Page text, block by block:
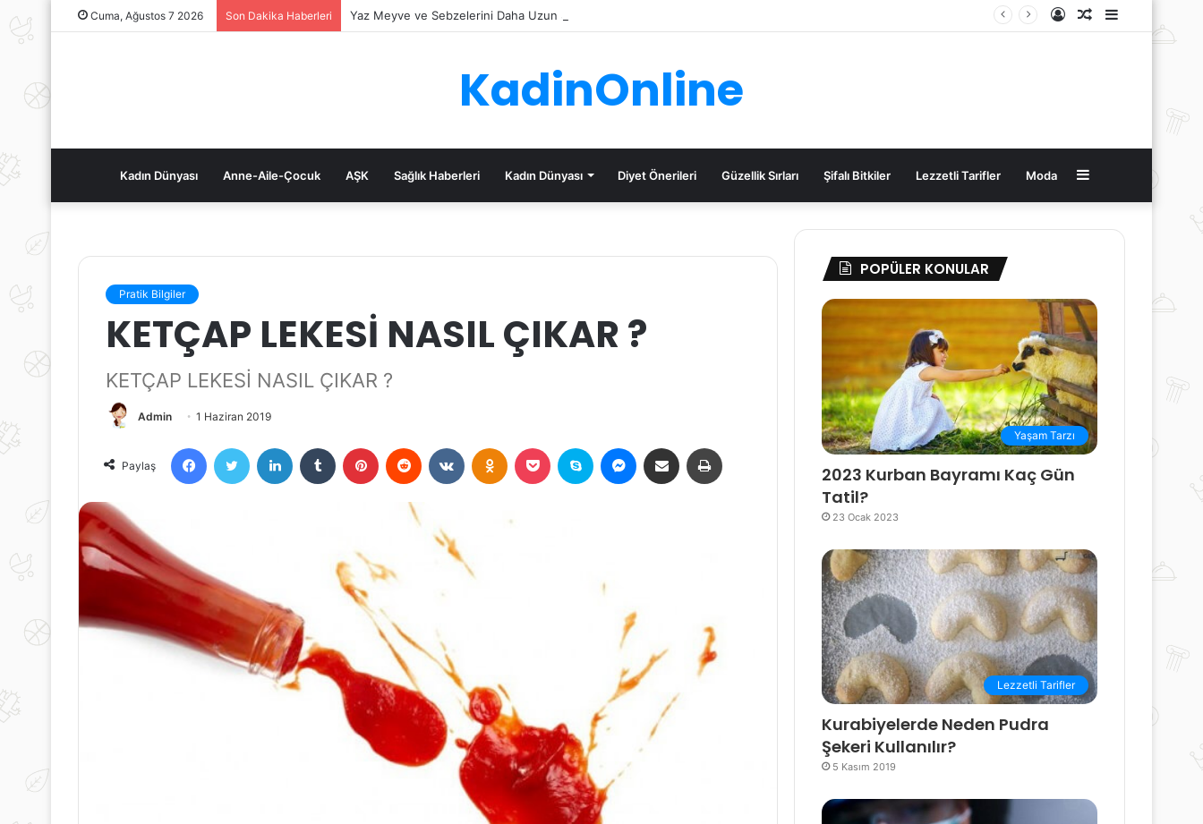
Cuma, Ağustos 7 2026 Son Dakika Haberleri Yaz Meyve ve Sebzelerini Daha Uzun Süre Saklama İpuçları
Kenar
Bölmesi
Rastgele
Kayıt
KadinOnline
Kadın Dünyası Anne-Aile-Çocuk AŞK Sağlık Haberleri Kadın Dünyası Diyet Önerileri Güzellik Sırları Şifalı Bitkiler Lezzetli Tarifler Moda Kenar
Bölmesi
Pratik Bilgiler
KETÇAP LEKESİ NASIL ÇIKAR ?
KETÇAP LEKESİ NASIL ÇIKAR ?
Admin 1 Haziran 2019
Paylaş
FacebookTwitter LinkedIn Tumblr Pinterest Reddit VKontakteOdnoklassniki
Pocket Skype MessengerE-Posta ile paylaş
POPÜLER KONULAR
Yaşam Tarzı
2023 Kurban Bayramı Kaç Gün
Tatil?
23 Ocak 2023
Lezzetli Tarifler
Kurabiyelerde Neden Pudra
Şekeri Kullanılır?
5 Kasım 2019